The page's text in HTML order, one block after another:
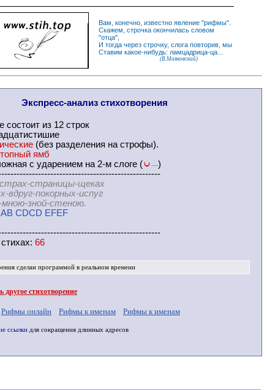
Вам, конечно, известно явление "рифмы".
Скажем, строчка окончилась словом
"отца",
И тогда через строчку, слога повторив, мы
Ставим какое-нибудь: ламцадрица-ца...
(В.Маяковский)
Экспресс-анализ стихотворения
состоит из 12 строк
(без разделения на строфы).
ямб
с ударением на 2-м слоге ( —)
страницы-щеках
покорных-испуг
зной-стеною.
CDCD EFEF
стихах: 66
сделан программой в реальном времени
другое стихотворение
Рифмы онлайн Рифмы к именам Рифмы к именам
ссылки для сокращения длинных адресов